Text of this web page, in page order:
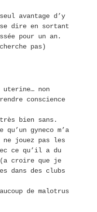
avantage d’y
dire en sortant
pour un an.
pas)
uterine… non
conscience
bien sans.
gyneco m’a
jouez pas les
ce qu’il a du
croire que je
dans des clubs
de malotrus